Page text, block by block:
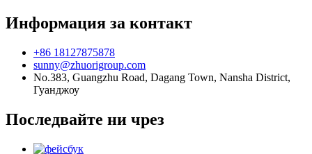
Информация за контакт
+86 18127875878
sunny@zhuorigroup.com
No.383, Guangzhu Road, Dagang Town, Nansha District,
Гуанджоу
Последвайте ни чрез